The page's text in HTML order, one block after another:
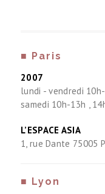
■ Paris
2007
lundi - vendredi
samedi 10h-13h ,
L’ESPACE ASIA
1, rue Dante 75005
■ Lyon